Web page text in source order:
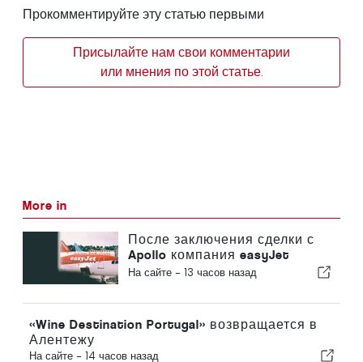
Прокомментируйте эту статью первыми
Присылайте нам свои комментарии
или мнения по этой статье.
More in
После заключения сделки с
Apollo компания easyJet
приближается к Sun
На сайте - 13 часов назад
«Wine Destination Portugal» возвращается в
Алентежу
На сайте - 14 часов назад